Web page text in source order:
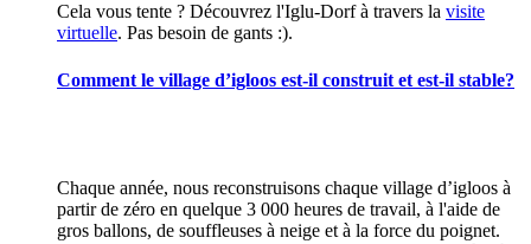
Cela vous tente ? Découvrez l'Iglu-Dorf à travers la visite
virtuelle. Pas besoin de gants :).
Comment le village d’igloos est-il construit et est-il stable?
Chaque année, nous reconstruisons chaque village d’igloos à
partir de zéro en quelque 3 000 heures de travail, à l'aide de
gros ballons, de souffleuses à neige et à la force du poignet.